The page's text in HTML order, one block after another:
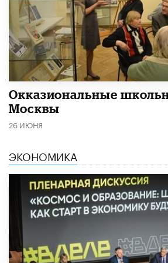
​Окказиональные
Москвы
26 ИЮНЯ
ЭКОНОМИКА